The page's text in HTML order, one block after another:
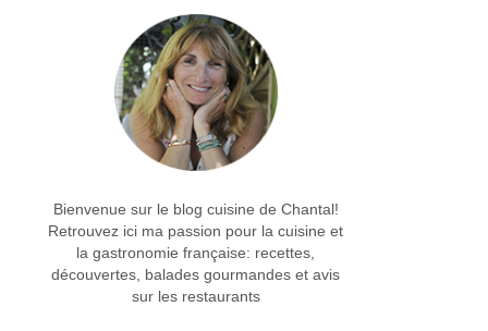
Bienvenue sur le blog cuisine de Chantal!
Retrouvez ici ma passion pour la cuisine et
la gastronomie française: recettes,
découvertes, balades gourmandes et avis
sur les restaurants